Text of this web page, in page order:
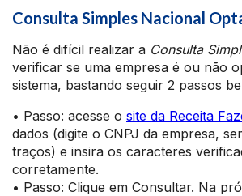
Consulta Simples Nacional
Não é difícil realizar a Consulta
verificar se uma empresa é ou não
sistema, bastando seguir 2 passos
• Passo: acesse o site da Receita
dados (digite o CNPJ da empresa,
traços) e insira os caracteres
corretamente.
• Passo: Clique em Consultar. Na